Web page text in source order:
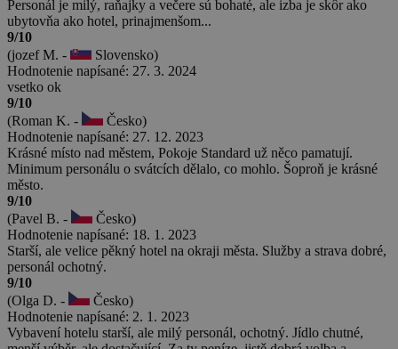
Personál je milý, raňajky a večere sú bohaté, ale izba je skôr ako
ubytovňa ako hotel, prinajmenšom...
9/10
(jozef M. -
Slovensko)
Hodnotenie napísané: 27. 3. 2024
vsetko ok
9/10
(Roman K. -
Česko)
Hodnotenie napísané: 27. 12. 2023
Krásné místo nad městem, Pokoje Standard už něco pamatují.
Minimum personálu o svátcích dělalo, co mohlo. Šoproň je krásné
město.
9/10
(Pavel B. -
Česko)
Hodnotenie napísané: 18. 1. 2023
Starší, ale velice pěkný hotel na okraji města. Služby a strava dobré,
personál ochotný.
9/10
(Olga D. -
Česko)
Hodnotenie napísané: 2. 1. 2023
Vybavení hotelu starší, ale milý personál, ochotný. Jídlo chutné,